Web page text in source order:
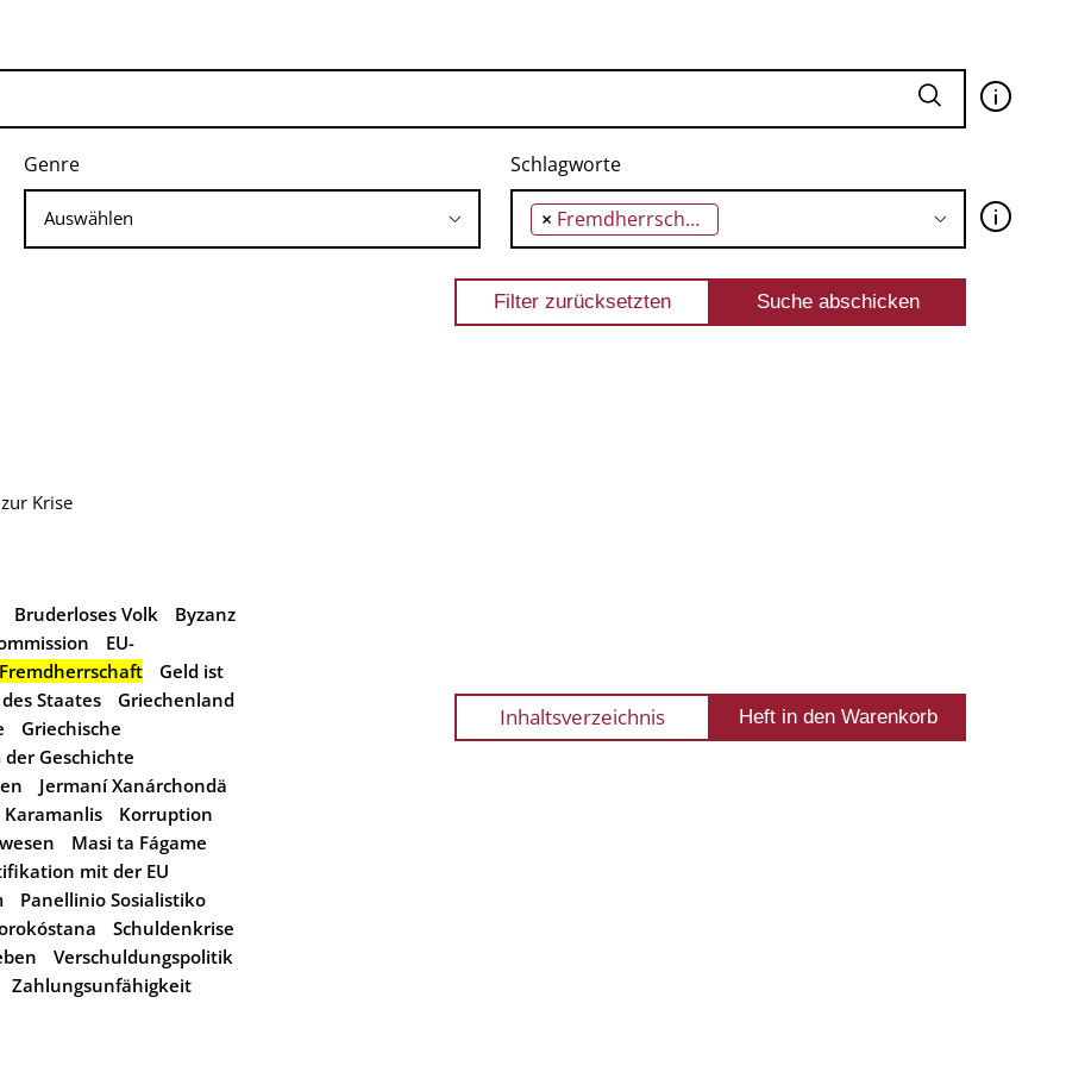
🛈
Genre Schlagworte
× Fremdherrschaft 🛈
Krise
Bruderloses Volk
Byzanz
EU-
Fremdherrschaft
Geld ist
Staates
Griechenland
Griechische
Geschichte
Jermaní Xanárchondä
Korruption
Masi ta Fágame
mit der EU
Panellinio Sosialistiko
Schuldenkrise
Verschuldungspolitik
Zahlungsunfähigkeit
Inhaltsverzeichnis